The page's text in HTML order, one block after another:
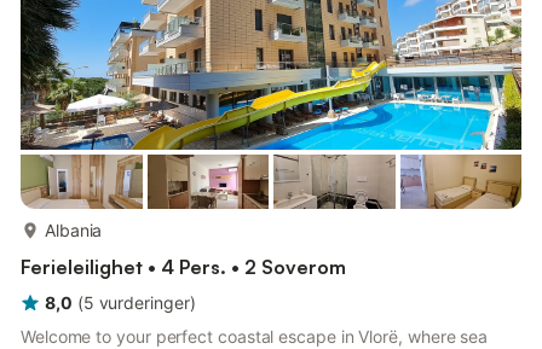
Albania
Ferieleilighet • 4 Pers. • 2 Soverom
8,0 (5 vurderinger)
Welcome to your perfect coastal escape in Vlorë, where sea